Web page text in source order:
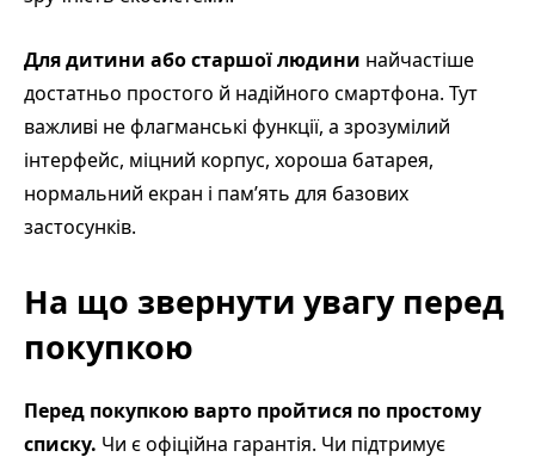
Для дитини або старшої людини найчастіше
достатньо простого й надійного смартфона. Тут
важливі не флагманські функції, а зрозумілий
інтерфейс, міцний корпус, хороша батарея,
нормальний екран і пам’ять для базових
застосунків.
На що звернути увагу перед
покупкою
Перед покупкою варто пройтися по простому
списку. Чи є офіційна гарантія. Чи підтримує